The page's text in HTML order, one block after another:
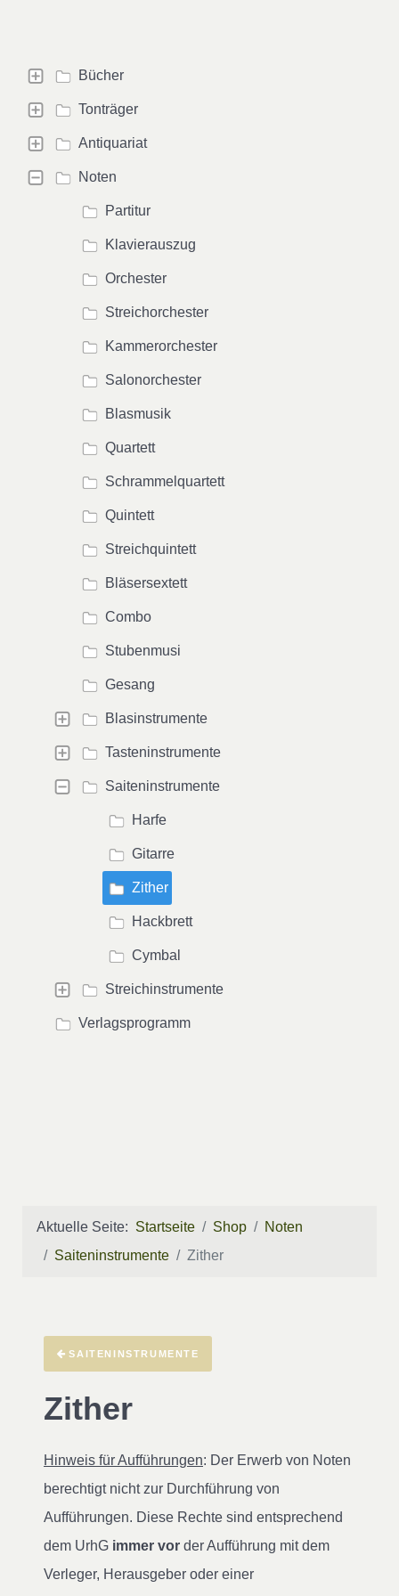
Bücher
Tonträger
Antiquariat
Noten
Partitur
Klavierauszug
Orchester
Streichorchester
Kammerorchester
Salonorchester
Blasmusik
Quartett
Schrammelquartett
Quintett
Streichquintett
Bläsersextett
Combo
Stubenmusi
Gesang
Blasinstrumente
Tasteninstrumente
Saiteninstrumente
Harfe
Gitarre
Zither
Hackbrett
Cymbal
Streichinstrumente
Verlagsprogramm
Aktuelle Seite: Startseite Shop
Noten
Saiteninstrumente
Zither
SAITENINSTRUMENTE
Zither
Hinweis für Aufführungen: Der Erwerb von Noten
berechtigt nicht zur Durchführung von
Aufführungen. Diese Rechte sind entsprechend
dem UrhG immer vor der Aufführung mit dem
Verleger, Herausgeber oder einer